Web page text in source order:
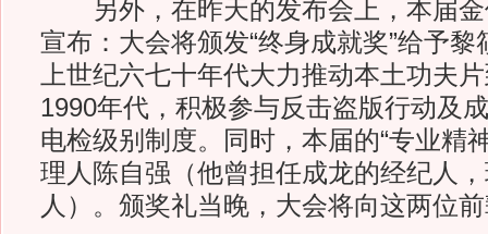
另外，在昨天的发布会上，本届金
宣布：大会将颁发“终身成就奖”给予
上世纪六七十年代大力推动本土功夫
1990年代，积极参与反击盗版行动及
电检级别制度。同时，本届的“专业精
理人陈自强（他曾担任成龙的经纪人
人）。颁奖礼当晚，大会将向这两位